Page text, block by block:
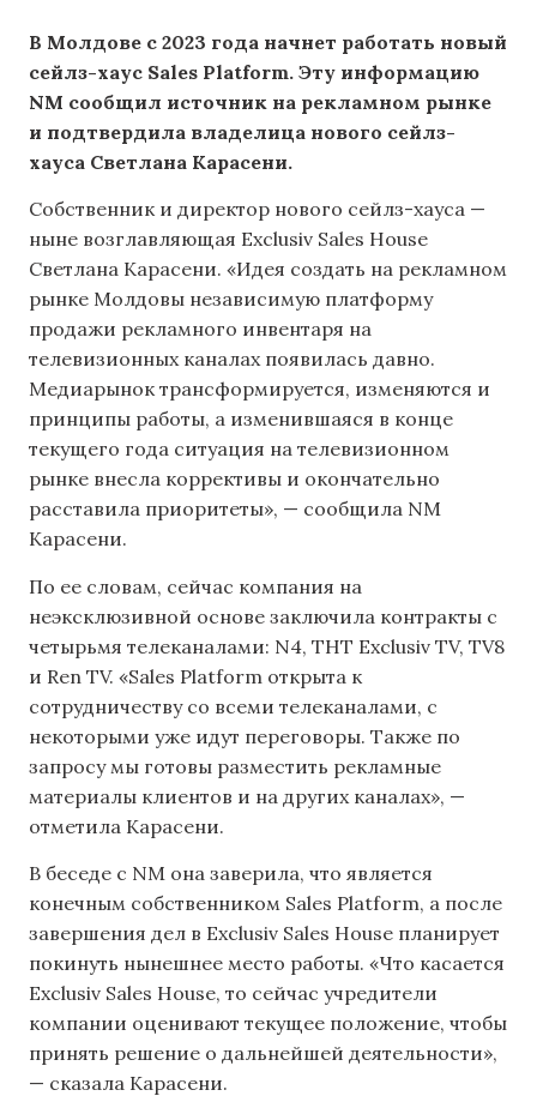
В Молдове с 2023 года начнет работать новый
сейлз-хаус Sales Platform. Эту информацию
NM сообщил источник на рекламном рынке
и подтвердила владелица нового сейлз-
хауса Светлана Карасени.
Собственник и директор нового сейлз-хауса —
ныне возглавляющая Exclusiv Sales House
Светлана Карасени. «Идея создать на рекламном
рынке Молдовы независимую платформу
продажи рекламного инвентаря на
телевизионных каналах появилась давно.
Медиарынок трансформируется, изменяются и
принципы работы, а изменившаяся в конце
текущего года ситуация на телевизионном
рынке внесла коррективы и окончательно
расставила приоритеты», — сообщила NM
Карасени.
По ее словам, сейчас компания на
неэксклюзивной основе заключила контракты с
четырьмя телеканалами: N4, THT Exclusiv TV, TV8
и Ren TV. «Sales Platform открыта к
сотрудничеству со всеми телеканалами, с
некоторыми уже идут переговоры. Также по
запросу мы готовы разместить рекламные
материалы клиентов и на других каналах», —
отметила Карасени.
В беседе с NM она заверила, что является
конечным собственником Sales Platform, а после
завершения дел в Exclusiv Sales House планирует
покинуть нынешнее место работы. «Что касается
Exclusiv Sales House, то сейчас учредители
компании оценивают текущее положение, чтобы
принять решение о дальнейшей деятельности»,
— сказала Карасени.